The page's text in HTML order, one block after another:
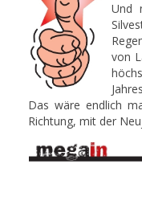
Und
von
Das wäre endlich
Richtung, mit der